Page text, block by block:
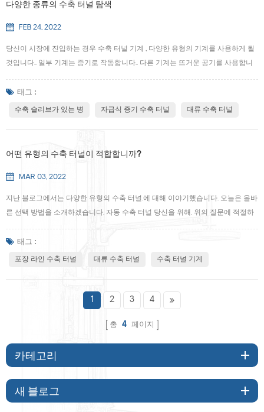
다양한 종류의 수축 터널 탐색
FEB 24, 2022
당신이 시장에 진입하는 경우 수축 터널 기계 , 다양한 유형의 기계를 사용하게 될
것입니다.. 일부 기계는 증기로 작동합니다.. 다른 기계는 뜨거운 공기를 사용합니
확히 무엇입니까? 수축 터널(일반적으로 열수축 터널) 컨베이어 위에 있거나 컨베
이어 주위에 건설되는 금속 터널입니다. 터널에는 제품이 기계를 통과할 때 제품을
태그 :
수축 슬리브가 있는 병 자급식 증기 수축 터널 대류 수축 터널
어떤 유형의 수축 터널이 적합합니까?
MAR 03, 2022
지난 블로그에서는 다양한 유형의 수축 터널.에 대해 이야기했습니다. 오늘은 올바
른 선택 방법을 소개하겠습니다. 자동 수축 터널 당신을 위해. 위의 질문에 적절하
의 제품 및 포장 라인에 적합한지 알아낼 때 고려해야 할 몇 가지 항목이 있습니다.
. 1.내 제품은 열에 민감합니까? 예,라고 답했다면 대류 수축 터널.을 고려하고 싶을
래픽 및 등록이 최고 품질이어야 할 때 우수한 결과를 생성하기 때문에 독립형 증
태그 :
포장 라인 수축 터널 대류 수축 터널 수축 터널 기계
1 2 3 4
총 4 페이지
카테고리
새 블로그